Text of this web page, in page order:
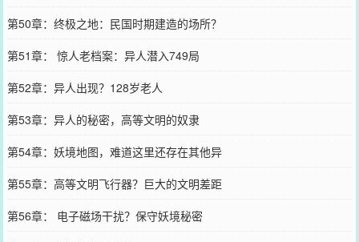
第50章：终极之地：民国时期建造的场所？
第51章： 惊人老档案：异人潜入749局
第52章：异人出现？128岁老人
第53章：异人的秘密，高等文明的奴隶
第54章：妖境地图，难道这里还存在其他异
第55章：高等文明飞行器？巨大的文明差距
第56章： 电子磁场干扰？保守妖境秘密